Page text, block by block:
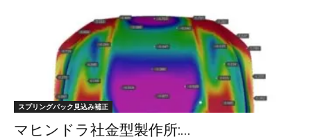
スプリングバック見込み補正
マヒンドラ社金型製作所:...